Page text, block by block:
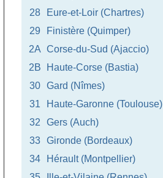
28
Eure-et-Loir (Chartres)
29
Finistère (Quimper)
2A
Corse-du-Sud (Ajaccio)
2B
Haute-Corse (Bastia)
30
Gard (Nîmes)
31
Haute-Garonne (Toulouse)
32
Gers (Auch)
33
Gironde (Bordeaux)
34
Hérault (Montpellier)